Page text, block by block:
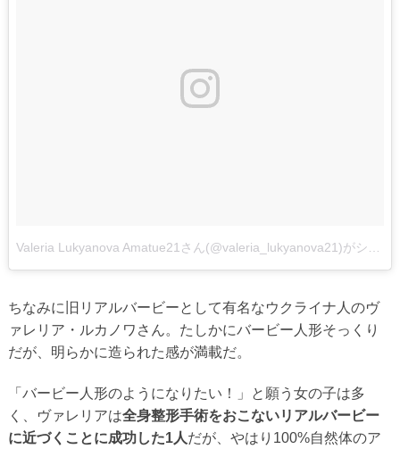
ちなみに旧リアルバービーとして有名なウクライナ人のヴ
ァレリア・ルカノワさん。たしかにバービー人形そっくり
だが、明らかに造られた感が満載だ。
「バービー人形のようになりたい！」と願う女の子は多
く、ヴァレリアは全身整形手術をおこないリアルバービー
に近づくことに成功した1人だが、やはり100%自然体のア